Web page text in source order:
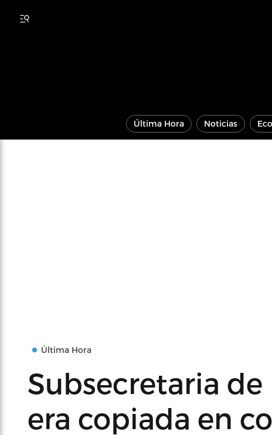
Última Hora Noticias
Última Hora
Subsecretaria
era copiada en